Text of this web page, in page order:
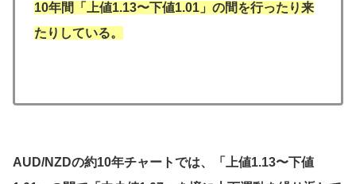
10年間「上値1.13〜下値1.01」の間を行ったり来
たりしている。
AUD/NZDの約10年チャートでは、「上値1.13〜下値